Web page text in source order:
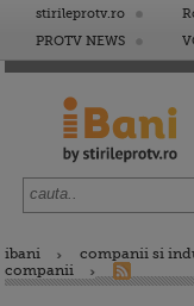
stirileprotv.ro
PROTV NEWS
ibani
companii si
companii